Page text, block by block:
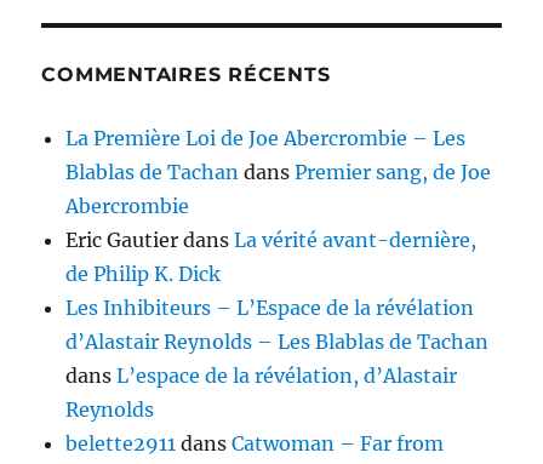
COMMENTAIRES RÉCENTS
La Première Loi de Joe Abercrombie – Les
Blablas de Tachan dansPremier sang, de Joe
Abercrombie
Eric Gautier dansLa vérité avant-dernière,
de Philip K. Dick
Les Inhibiteurs – L’Espace de la révélation
d’Alastair Reynolds – Les Blablas de Tachan
dansL’espace de la révélation, d’Alastair
Reynolds
belette2911 dansCatwoman – Far from